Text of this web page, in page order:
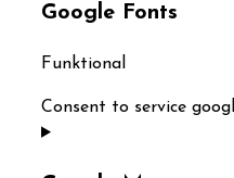
Google Fonts
Funktional
Consent to service